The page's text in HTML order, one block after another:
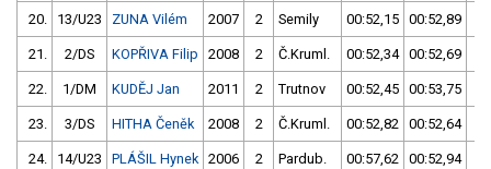
20. 13/U23 ZUNA Vilém 2007 2 Semily 00:52,15 00:52,89
21. 2/DS KOPŘIVA Filip 2008 2 Č.Kruml. 00:52,34 00:52,69
22. 1/DM KUDĚJ Jan 2011 2 Trutnov 00:52,45 00:53,75
23. 3/DS HITHA Čeněk 2008 2 Č.Kruml. 00:52,82 00:52,64
24. 14/U23 PLÁŠIL Hynek 2006 2 Pardub. 00:57,62 00:52,94